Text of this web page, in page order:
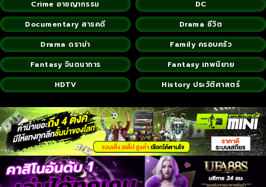
Crime อาชญากรรม
DC
Documentary สารคดี
Drama ชีวิต
Drama ดราม่า
Family ครอบครัว
Fantasy จินตนาการ
Fantasy เทพนิยาย
HDTV
History ประวัติศาสตร์